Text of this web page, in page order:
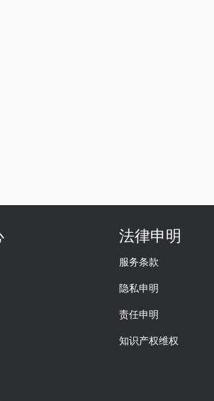
法律申明
服务条款
隐私申明
责任申明
知识产权维权